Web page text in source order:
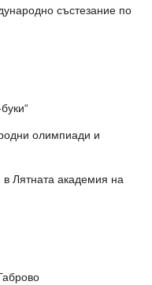
състезание по
олимпиади и
в Лятната академия на